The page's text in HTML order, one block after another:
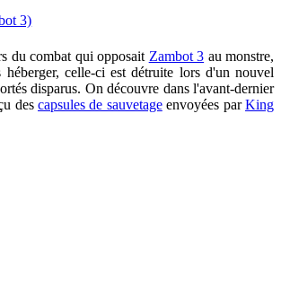
3)
du combat qui opposait Zambot 3 au monstre,
celle-ci est détruite lors d'un nouvel
disparus. On découvre dans l'avant-dernier
des capsules de sauvetageenvoyées parKing